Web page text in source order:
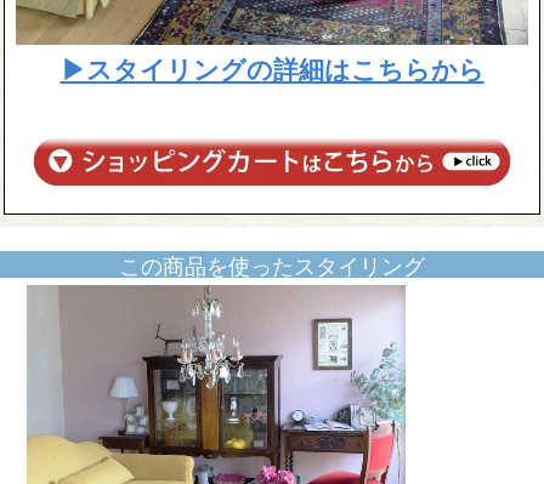
▶スタイリングの詳細はこちらから
この商品を使ったスタイリング